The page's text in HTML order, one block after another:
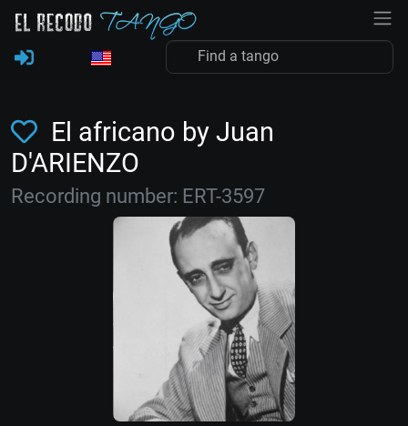
El africano by Juan
D'ARIENZO
Recording number: ERT-3597